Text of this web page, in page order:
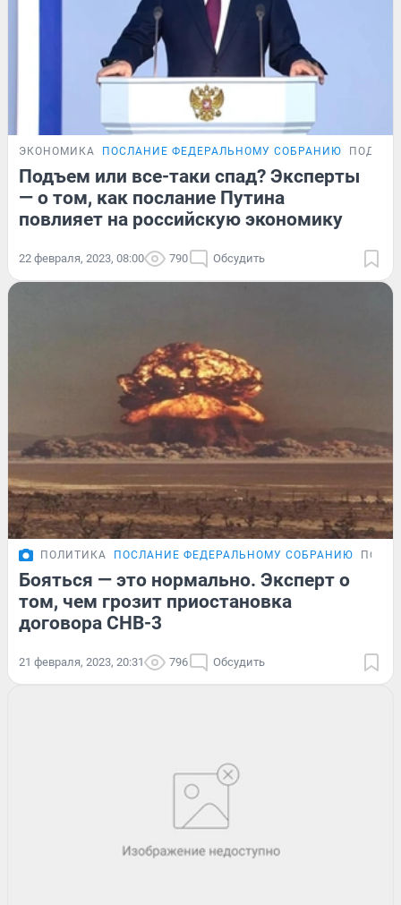
ЭКОНОМИКА ПОСЛАНИЕ ФЕДЕРАЛЬНОМУ СОБРАНИЮ
Подъем или все-таки спад? Эксперты
— о том, как послание Путина
повлияет на российскую экономику
22 февраля, 2023, 08:00 790 Обсудить
ПОЛИТИКА ПОСЛАНИЕ ФЕДЕРАЛЬНОМУ СОБРАНИЮ
Бояться — это нормально. Эксперт о
том, чем грозит приостановка
договора СНВ-3
21 февраля, 2023, 20:31 796 Обсудить